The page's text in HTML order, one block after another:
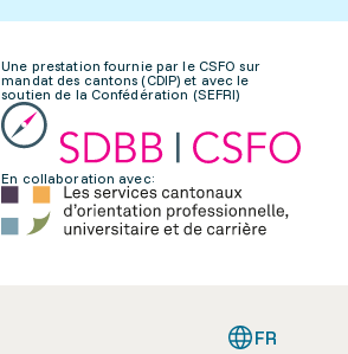
Une prestation fournie par le CSFO sur
mandat des cantons (CDIP) et avec le
soutien de la Confédération (SEFRI)
En collaboration avec:
FR